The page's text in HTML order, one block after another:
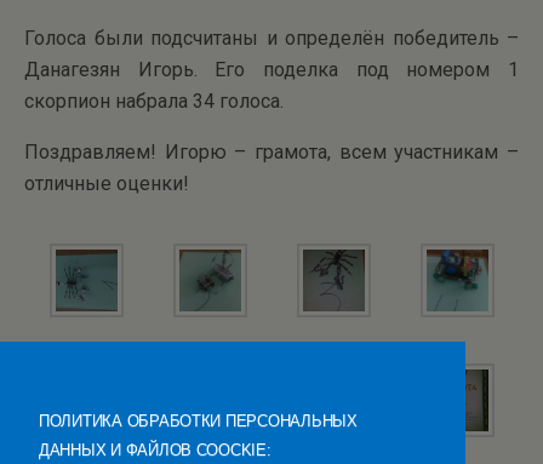
Голоса были подсчитаны и определён победитель –
Данагезян Игорь. Его поделка под номером 1
скорпион набрала 34 голоса.
Поздравляем! Игорю – грамота, всем участникам –
отличные оценки!
ПОЛИТИКА ОБРАБОТКИ ПЕРСОНАЛЬНЫХ
ДАННЫХ И ФАЙЛОВ COOCKIE: